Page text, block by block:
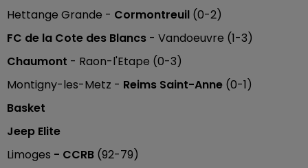
Hettange Grande - Cormontreuil (0-2)
FC de la Cote des Blancs - Vandoeuvre (1-3)
Chaumont - Raon-l'Etape (0-3)
Montigny-les-Metz - Reims Saint-Anne (0-1)
Basket
Jeep Elite
Limoges - CCRB (92-79)